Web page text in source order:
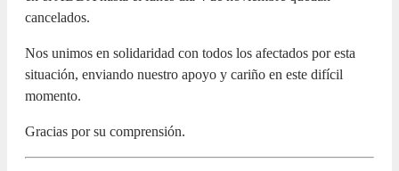
cancelados.
Nos unimos en solidaridad con todos los afectados por esta
situación, enviando nuestro apoyo y cariño en este difícil
momento.
Gracias por su comprensión.